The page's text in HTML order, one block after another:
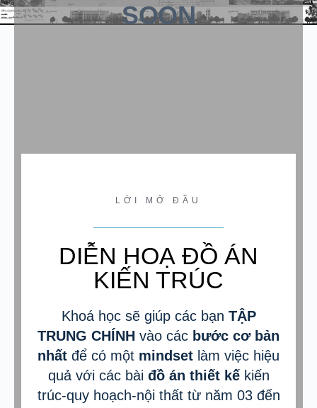
SOON
LỜI MỞ ĐẦU
DIỄN HOẠ ĐỒ ÁN
KIẾN TRÚC
Khoá học sẽ giúp các bạn TẬP
TRUNG CHÍNH vào các bước cơ bản
nhất để có một mindset làm việc hiệu
quả với các bài đồ án thiết kếkiến
trúc-quy hoạch-nội thất từ năm 03 đến